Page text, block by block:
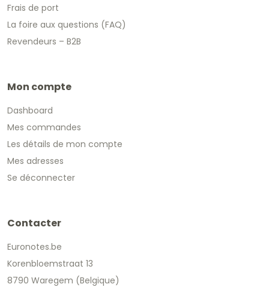
Frais de port
La foire aux questions (FAQ)
Revendeurs – B2B
Mon compte
Dashboard
Mes commandes
Les détails de mon compte
Mes adresses
Se déconnecter
Contacter
Euronotes.be
Korenbloemstraat 13
8790 Waregem (Belgique)